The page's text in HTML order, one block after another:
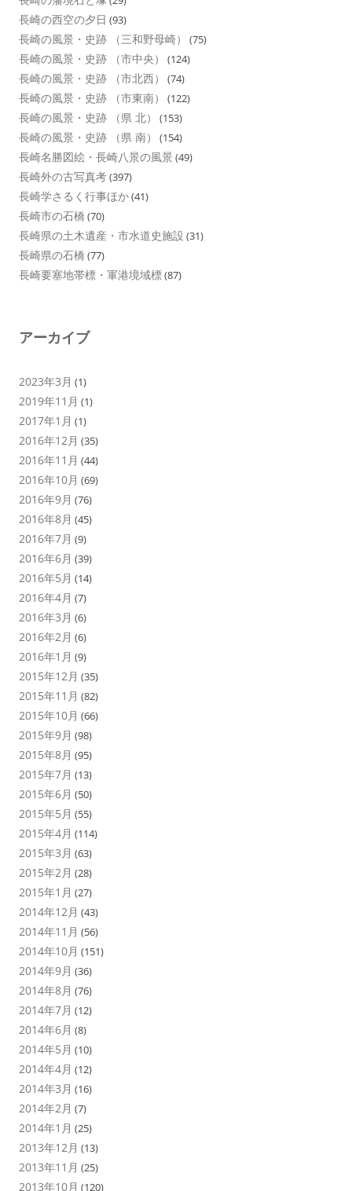
長崎の西空の夕日 (93)
長崎の風景・史跡 （三和野母崎） (75)
長崎の風景・史跡 （市中央） (124)
長崎の風景・史跡 （市北西） (74)
長崎の風景・史跡 （市東南） (122)
長崎の風景・史跡 （県 北） (153)
長崎の風景・史跡 （県 南） (154)
長崎名勝図絵・長崎八景の風景 (49)
長崎外の古写真考(397)
長崎学さるく行事ほか(41)
長崎市の石橋 (70)
長崎県の土木遺産・市水道史施設 (31)
長崎県の石橋 (77)
長崎要塞地帯標・軍港境域標(87)
アーカイブ
2023年3月 (1)
2019年11月 (1)
2017年1月 (1)
2016年12月 (35)
2016年11月 (44)
2016年10月 (69)
2016年9月 (76)
2016年8月 (45)
2016年7月 (9)
2016年6月 (39)
2016年5月 (14)
2016年4月 (7)
2016年3月 (6)
2016年2月 (6)
2016年1月 (9)
2015年12月 (35)
2015年11月 (82)
2015年10月 (66)
2015年9月 (98)
2015年8月 (95)
2015年7月 (13)
2015年6月 (50)
2015年5月 (55)
2015年4月 (114)
2015年3月 (63)
2015年2月 (28)
2015年1月 (27)
2014年12月 (43)
2014年11月 (56)
2014年10月 (151)
2014年9月 (36)
2014年8月 (76)
2014年7月 (12)
2014年6月 (8)
2014年5月 (10)
2014年4月 (12)
2014年3月 (16)
2014年2月 (7)
2014年1月 (25)
2013年12月 (13)
2013年11月 (25)
2013年10月 (120)